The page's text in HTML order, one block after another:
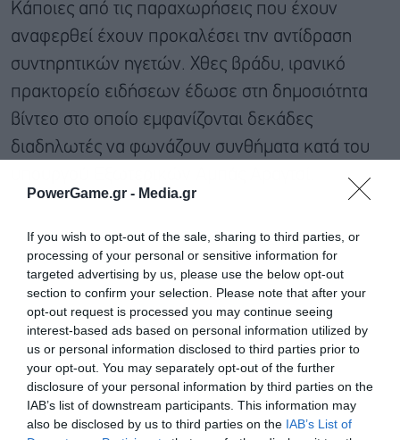
PowerGame.gr - Media.gr
If you wish to opt-out of the sale, sharing to third parties, or
processing of your personal or sensitive information for
targeted advertising by us, please use the below opt-out
section to confirm your selection. Please note that after your
opt-out request is processed you may continue seeing
interest-based ads based on personal information utilized by
us or personal information disclosed to third parties prior to
your opt-out. You may separately opt-out of the further
disclosure of your personal information by third parties on the
IAB’s list of downstream participants. This information may
also be disclosed by us to third parties on the IAB’s List of
Κάποιες από τις παραχωρήσεις που έχουν
αναφερθεί έχουν προκαλέσει την αντίδραση
συντηρητικών ηγετών. Χθες βράδυ, ιρανικό
πρακτορείο ειδήσεων έδωσε στη δημοσιότητα
βίντεο στο οποίο εμφανίζονται δεκάδες
διαδηλωτές να φωνάζουν συνθήματα κατά του